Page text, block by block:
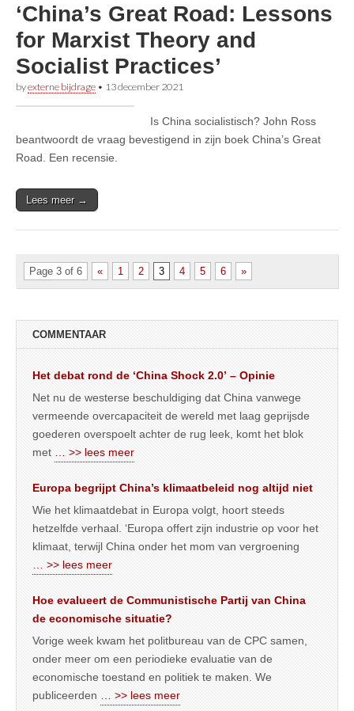
‘China’s Great Road: Lessons
for Marxist Theory and
Socialist Practices’
byexterne bijdrage • 13 december 2021
Is China socialistisch? John Ross
beantwoordt de vraag bevestigend in zijn boek China’s Great
Road. Een recensie.
Lees meer →
Page 3 of 6 « 1 2 3 4 5 6 »
COMMENTAAR
Het debat rond de ‘China Shock 2.0’ – Opinie
Net nu de westerse beschuldiging dat China vanwege
vermeende overcapaciteit de wereld met laag geprijsde
goederen overspoelt achter de rug leek, komt het blok
met
… >> lees meer
Europa begrijpt China’s klimaatbeleid nog altijd niet
Wie het klimaatdebat in Europa volgt, hoort steeds
hetzelfde verhaal. ‘Europa offert zijn industrie op voor het
klimaat, terwijl China onder het mom van vergroening
… >> lees meer
Hoe evalueert de Communistische Partij van China
de economische situatie?
Vorige week kwam het politbureau van de CPC samen,
onder meer om een periodieke evaluatie van de
economische toestand en politiek te maken. We
publiceerden
… >> lees meer